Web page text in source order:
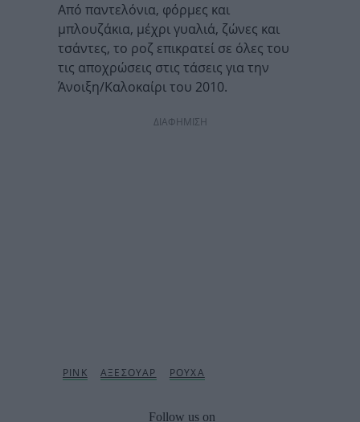
Από παντελόνια, φόρμες και
μπλουζάκια, μέχρι γυαλιά, ζώνες και
τσάντες, το ροζ επικρατεί σε όλες του
τις αποχρώσεις στις τάσεις για την
Άνοιξη/Καλοκαίρι του 2010.
ΔΙΑΦΗΜΙΣΗ
Follow us on